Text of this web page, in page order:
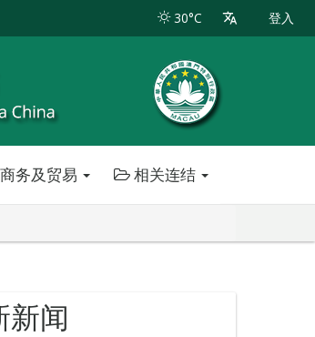
30°C 登入
务及贸易 相关连结
新闻